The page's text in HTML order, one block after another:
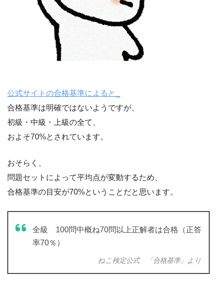
公式サイトの合格基準によると_
合格基準は明確ではないようですが、
初級・中級・上級の全て、
およそ70%とされています。
おそらく、
問題セットによって平均点が変動するため、
合格基準の目安が70%ということだと思います。
全級 100問中概ね70問以上正解者は合格（正答
率70％）
ねこ検定公式 「合格基準」より